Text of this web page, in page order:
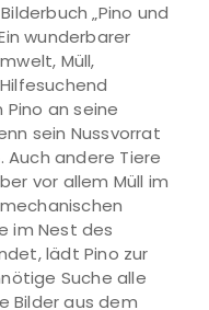
„Pino und
wunderbarer
Müll,
an seine
sein Nussvorrat
Auch andere Tiere
vor allem Müll im
im Nest des
lädt Pino zur
Suche alle
Bilder aus dem